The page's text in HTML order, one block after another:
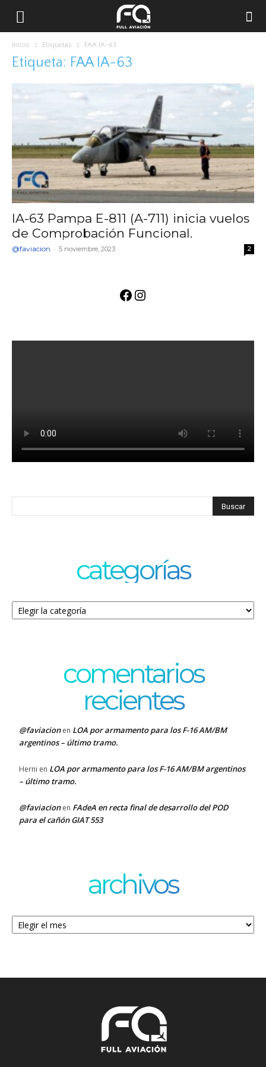
Inicio Etiquetas FAA IA-63
Etiqueta: FAA IA-63
IA-63 Pampa E-811 (A-711) inicia vuelos
de Comprobación Funcional.
@faviacion - 5 noviembre, 2023 2
Facebook
Instagram
categorías
Categorías
comentarios
recientes
@faviacionen LOA por armamento para los F-16 AM/BM
argentinos – último tramo.
Herni en LOA por armamento para los F-16 AM/BM argentinos
– último tramo.
@faviacionen FAdeA en recta final de desarrollo del POD
para el cañón GIAT 553
archivos
Archivos